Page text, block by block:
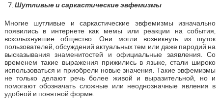
Шутливые и саркастические эвфемизмы
Многие шутливые и саркастические эвфемизмы изначально
появились в интернете как мемы или реакции на события,
всколыхнувшие общество. Они могли возникнуть из шуток
пользователей, обсуждений актуальных тем или даже пародий на
высказывания знаменитостей и официальные заявления. Со
временем такие выражения прижились в языке, стали широко
использоваться и приобрели новые значения. Такие эвфемизмы
не только делают речь более живой и выразительной, но и
помогают обозначать сложные или неоднозначные явления в
удобной и понятной форме.